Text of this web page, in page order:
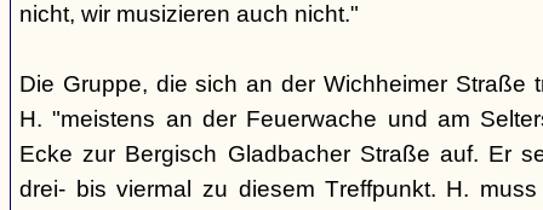
nicht, wir musizieren auch nicht."
Die Gruppe, die sich an der Wichheimer Straße
H. "meistens an der Feuerwache und am
Ecke zur Bergisch Gladbacher Straße auf. Er
drei- bis viermal zu diesem Treffpunkt. H.